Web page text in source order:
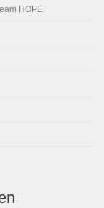
HOPE